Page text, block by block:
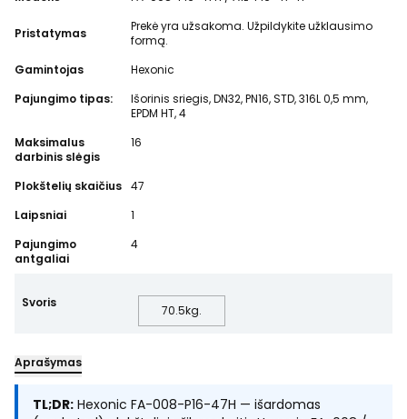
Pristatymas
Prekė yra užsakoma. Užpildykite užklausimo
formą.
Gamintojas
Hexonic
Pajungimo tipas:
Išorinis sriegis, DN32, PN16, STD, 316L 0,5 mm,
EPDM HT, 4
Maksimalus
darbinis slėgis
16
Plokštelių skaičius 47
Laipsniai
1
Pajungimo
antgaliai
4
Svoris
70.5kg.
Aprašymas
TL;DR: Hexonic FA-008-P16-47H — išardomas